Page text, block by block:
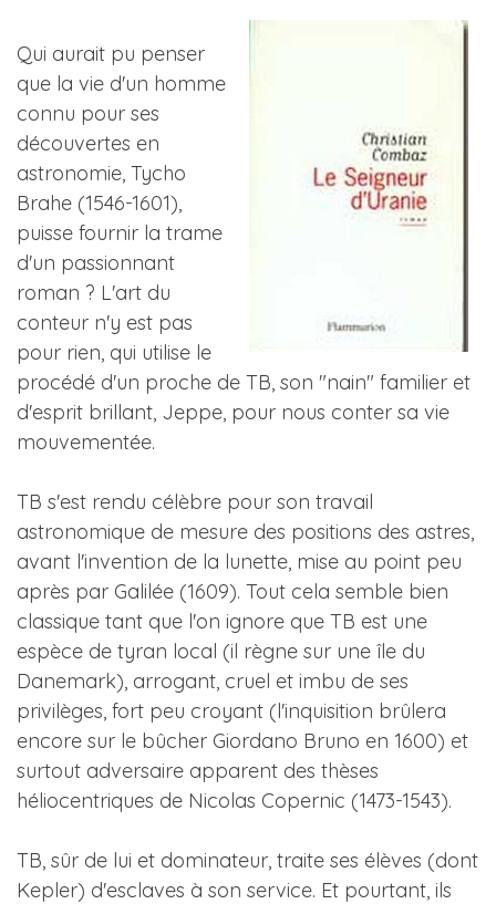
Qui aurait pu penser
que la vie d'un homme
connu pour ses
découvertes en
astronomie, Tycho
Brahe (1546-1601),
puisse fournir la trame
d'un passionnant
roman ? L'art du
conteur n'y est pas
pour rien, qui utilise le
procédé d'un proche de TB, son "nain" familier et
d'esprit brillant, Jeppe, pour nous conter sa vie
mouvementée.
TB s'est rendu célèbre pour son travail
astronomique de mesure des positions des astres,
avant l'invention de la lunette, mise au point peu
après par Galilée (1609). Tout cela semble bien
classique tant que l'on ignore que TB est une
espèce de tyran local (il règne sur une île du
Danemark), arrogant, cruel et imbu de ses
privilèges, fort peu croyant (l'inquisition brûlera
encore sur le bûcher Giordano Bruno en 1600) et
surtout adversaire apparent des thèses
héliocentriques de Nicolas Copernic (1473-1543).
TB, sûr de lui et dominateur, traite ses élèves (dont
Kepler) d'esclaves à son service. Et pourtant, ils